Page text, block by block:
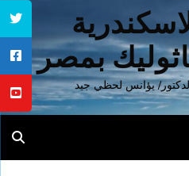
بمصر
يؤانس لحظي جيد